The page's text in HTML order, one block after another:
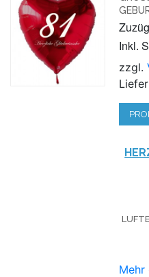
Inkl.
zzgl.
Mehr